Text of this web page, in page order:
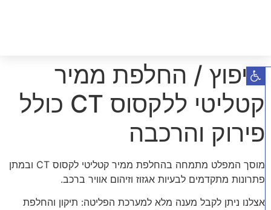
שיפוץ / החלפת ממיר
קטליטי ללקסוס CT כולל
פירוק והרכבה
מוסך המפלט מתמחה בהחלפת ממיר קטליטי לקסוס CT ובמתן
פתרונות מתקדמים לבעיות אגזוז וזיהום אוויר ברכב.
אצלנו ניתן לקבל מענה מלא למערכת הפליטה: תיקון והחלפת
פתח סרגל נגישות